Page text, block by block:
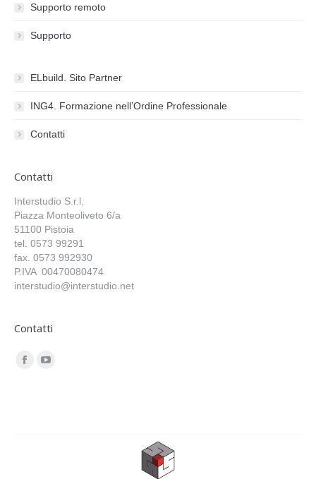
Supporto remoto
Supporto
ELbuild. Sito Partner
ING4. Formazione nell’Ordine Professionale
Contatti
Contatti
Interstudio S.r.l.
Piazza Monteoliveto 6/a
51100 Pistoia
tel. 0573 99291
fax. 0573 992930
P.IVA 00470080474
interstudio@interstudio.net
Contatti
Find us on: